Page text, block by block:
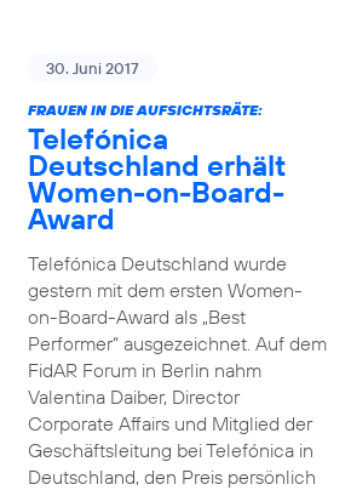
30. Juni 2017
FRAUEN IN DIE AUFSICHTSRÄTE:
Telefónica
Deutschland erhält
Women-on-Board-
Award
Telefónica Deutschland wurde
gestern mit dem ersten Women-
on-Board-Award als „Best
Performer“ ausgezeichnet. Auf dem
FidAR Forum in Berlin nahm
Valentina Daiber, Director
Corporate Affairs und Mitglied der
Geschäftsleitung bei Telefónica in
Deutschland, den Preis persönlich